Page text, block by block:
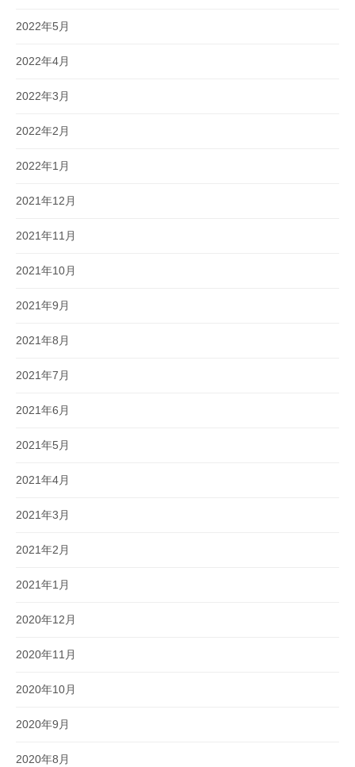
2022年5月
2022年4月
2022年3月
2022年2月
2022年1月
2021年12月
2021年11月
2021年10月
2021年9月
2021年8月
2021年7月
2021年6月
2021年5月
2021年4月
2021年3月
2021年2月
2021年1月
2020年12月
2020年11月
2020年10月
2020年9月
2020年8月